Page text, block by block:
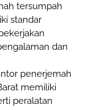
tersumpah
standar
dan
penerjemah
memiliki
peralatan